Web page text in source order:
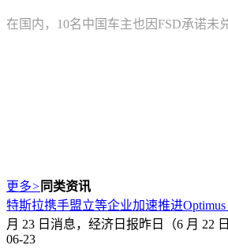
在国内，10名中国车主也因FSD承诺未
更多> 同类资讯
特斯拉携手盟立等企业加速推进
月 23 日消息，经济日报昨日（6 月 22
06-23